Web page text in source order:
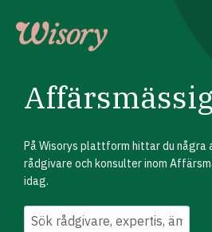
content
På Wisorys plattform hittar du några
rådgivare och konsulter inom
idag.